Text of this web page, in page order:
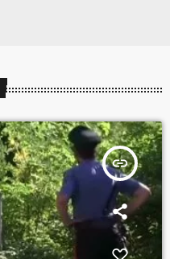
insert_link